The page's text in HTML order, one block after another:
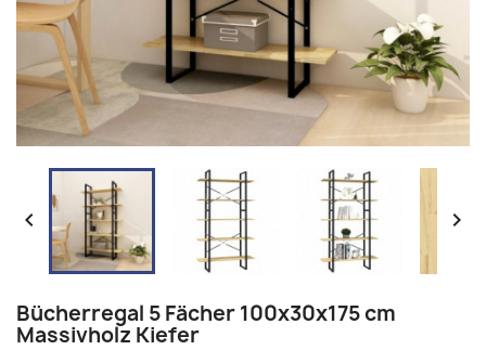
 
Bücherregal 5 Fächer 100x30x175 cm
Massivholz Kiefer